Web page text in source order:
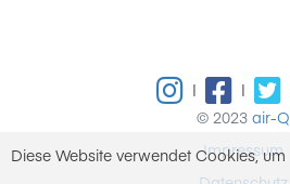
| |
© 2023 air-Q
Impressum
Diese Website verwendet Cookies, um